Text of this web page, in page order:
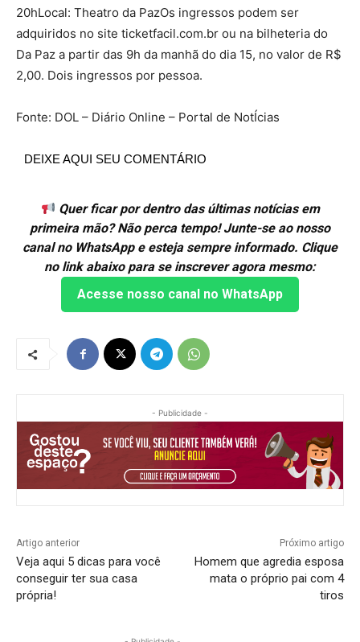
20hLocal: Theatro da PazOs ingressos podem ser
adquiridos no site ticketfacil.com.br ou na bilheteria do
Da Paz a partir das 9h da manhã do dia 15, no valor de R$
2,00. Dois ingressos por pessoa.
Fonte: DOL – Diário Online – Portal de NotÍcias
DEIXE AQUI SEU COMENTÁRIO
Quer ficar por dentro das últimas notícias em
primeira mão? Não perca tempo! Junte-se ao nosso
canal no WhatsApp e esteja sempre informado. Clique
no link abaixo para se inscrever agora mesmo:
Acesse nosso canal no WhatsApp
- Publicidade -
Artigo anterior
Veja aqui 5 dicas para você
conseguir ter sua casa
própria!
Próximo artigo
Homem que agredia esposa
mata o próprio pai com 4
tiros